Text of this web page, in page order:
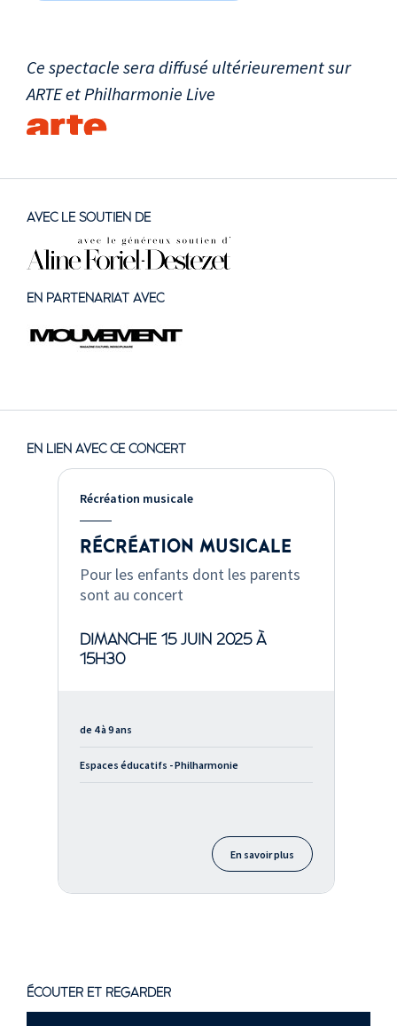
Ce spectacle sera diffusé ultérieurement sur
ARTE et Philharmonie Live
AVEC LE SOUTIEN DE
EN PARTENARIAT AVEC
EN LIEN AVEC CE CONCERT
Récréation musicale
RÉCRÉATION MUSICALE
Pour les enfants dont les parents
sont au concert
DIMANCHE 15 JUIN 2025 À
15H30
de 4 à 9 ans
Espaces éducatifs - Philharmonie
En savoir plus
ÉCOUTER ET REGARDER